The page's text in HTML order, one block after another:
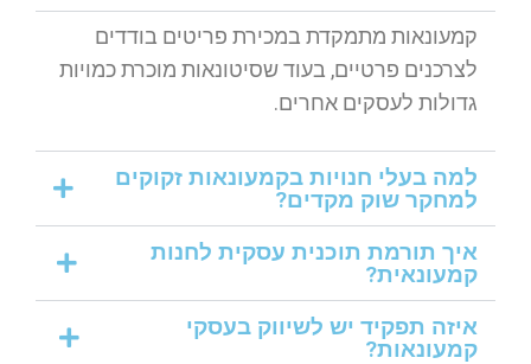
קמעונאות מתמקדת במכירת פריטים בודדים
לצרכנים פרטיים, בעוד שסיטונאות מוכרת כמויות
גדולות לעסקים אחרים.
למה בעלי חנויות בקמעונאות זקוקים
למחקר שוק מקדים?
איך תורמת תוכנית עסקית לחנות
קמעונאית?
איזה תפקיד יש לשיווק בעסקי
קמעונאות?